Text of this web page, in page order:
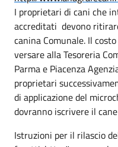
I proprietari di cani che
accreditati devono
canina Comunale. Il
versare alla Tesoreria
Parma e Piacenza
proprietari
di applicazione del
dovranno iscrivere il
Istruzioni per il rilascio